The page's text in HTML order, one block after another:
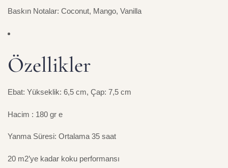
Baskın Notalar: Coconut, Mango, Vanilla
Özellikler
Ebat: Yükseklik: 6,5 cm, Çap: 7,5 cm
Hacim : 180 gr e
Yanma Süresi: Ortalama 35 saat
20 m2’ye kadar koku performansı